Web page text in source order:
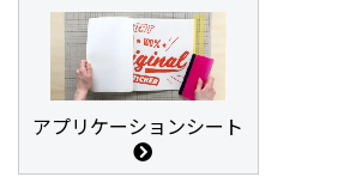
アプリケーションシート